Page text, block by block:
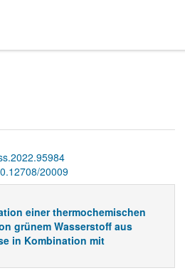
20009
einer thermochemischen
grünem Wasserstoff aus
in Kombination mit